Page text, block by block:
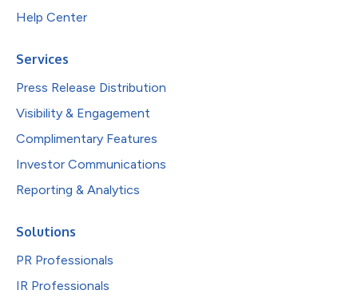
Help Center
Services
Press Release Distribution
Visibility & Engagement
Complimentary Features
Investor Communications
Reporting & Analytics
Solutions
PR Professionals
IR Professionals